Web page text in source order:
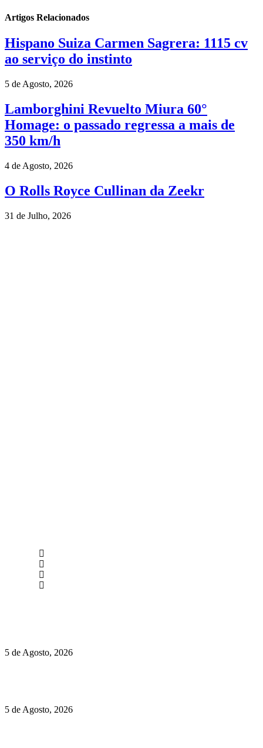
Artigos Relacionados
Hispano Suiza Carmen Sagrera: 1115 cv
ao serviço do instinto
5 de Agosto, 2026
Lamborghini Revuelto Miura 60°
Homage: o passado regressa a mais de
350 km/h
4 de Agosto, 2026
O Rolls Royce Cullinan da Zeekr
31 de Julho, 2026
5 de Agosto, 2026
5 de Agosto, 2026